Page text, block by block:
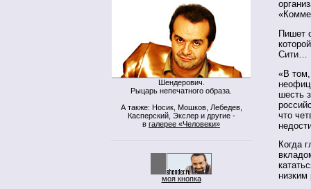
Шендерович.
Рыцарь непечатного образа.
А также: Носик, Мошков, Лебедев,
Касперский, Экслер и другие -
в галерее «Человеки»
моя кнопка
Пишет
Сити…
«В том,
шесть
что
Когда
низким